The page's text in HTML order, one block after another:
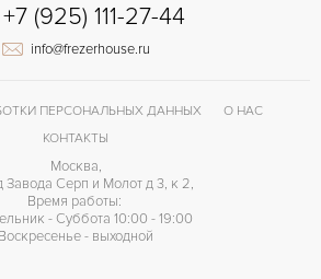
+7 (925) 111-27-44
info@frezerhouse.ru
ПЕРСОНАЛЬНЫХ ДАННЫХ
О НАС
КОНТАКТЫ
Москва,
Завода Серп и Молот д 3, к 2,
Время работы:
- Суббота 10:00 - 19:00
Воскресенье - выходной